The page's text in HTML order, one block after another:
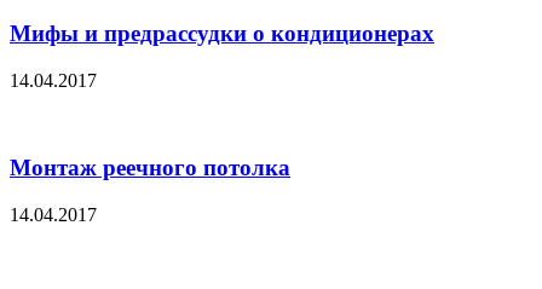
Мифы и предрассудки о кондиционерах
14.04.2017
Монтаж реечного потолка
14.04.2017